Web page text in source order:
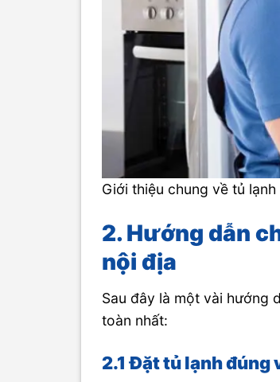
Giới thiệu chung về tủ
2. Hướng dẫn
nội địa
Sau đây là một vài hướng
toàn nhất:
2.1 Đặt tủ lạnh đúng